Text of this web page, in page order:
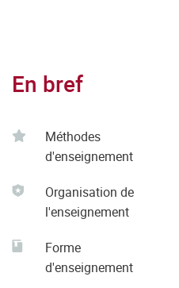
En bref
Méthodes
d'enseignement
Organisation de
l'enseignement
Forme
d'enseignement